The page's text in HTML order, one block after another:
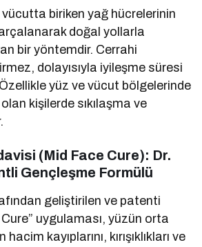
biriken yağ hücrelerinin
doğal yollarla
bir yöntemdir. Cerrahi
dolayısıyla iyileşme süresi
Özellikle yüz ve vücut bölgelerinde
kişilerde sıkılaşma ve
(Mid Face Cure): Dr.
Gençleşme Formülü
geliştirilen ve patenti
uygulaması, yüzün orta
kayıplarını, kırışıklıkları ve